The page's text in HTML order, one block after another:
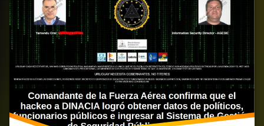
al
Sistema
de
Gestión
de
Seguridad
Pública